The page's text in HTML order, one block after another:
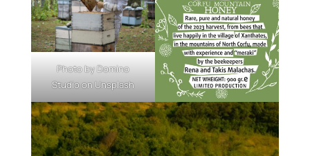
Photo byDomino
StudioonUnsplash